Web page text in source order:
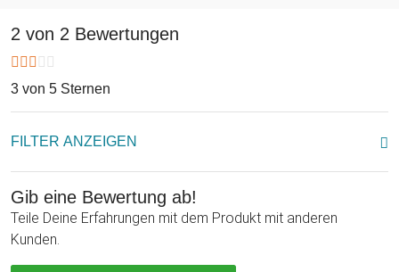
"Innenleben" hat, weil sie sich durch Tages- oder Kunstlicht
ganz ohne Strom auflädt.
Eine besondere Lichtquelle - ob als Geschenk oder für's
2 von 2 Bewertungen
3 von 5 Sternen
FILTER ANZEIGEN
Gib eine Bewertung ab!
Teile Deine Erfahrungen mit dem Produkt mit anderen
Kunden.